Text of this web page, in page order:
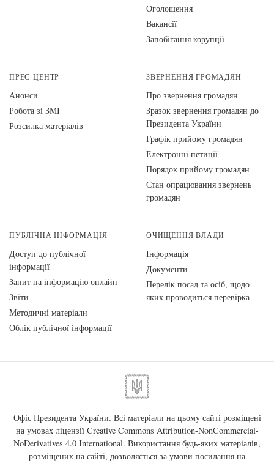
Оголошення
Вакансії
Запобігання корупції
ПРЕС-ЦЕНТР
Анонси
Робота зі ЗМІ
Розсилка матеріалів
ЗВЕРНЕННЯ ГРОМАДЯН
Про звернення громадян
Зразок звернення громадян до
Президента України
Графік прийому громадян
Електронні петиції
Порядок прийому громадян
Стан опрацювання звернень
громадян
ПУБЛІЧНА ІНФОРМАЦІЯ
Доступ до публічної
інформації
Запит на інформацію онлайн
Звіти
Методичні матеріали
Облік публічної інформації
ОЧИЩЕННЯ ВЛАДИ
Інформація
Документи
Перелік посад та осіб, щодо
яких проводиться перевірка
Офіс Президента України. Всі матеріали на цьому сайті розміщені
на умовах ліцензії Creative Commons Attribution-NonCommercial-
NoDerivatives 4.0 International. Використання будь-яких матеріалів,
розміщених на сайті, дозволяється за умови посилання на